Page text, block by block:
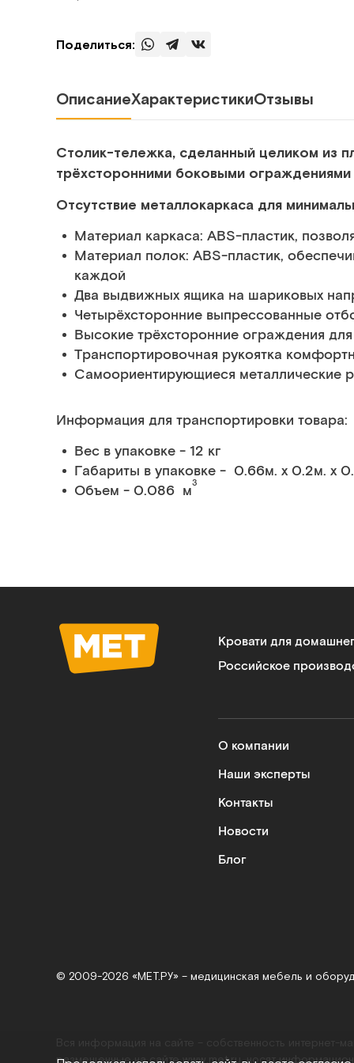
Поделиться:
ОписаниеХарактеристикиОтзывы
Столик-тележка, сделанный целиком из
трёхсторонними боковыми ограждениями
Отсутствие металлокаркаса для
Материал каркаса: АВS-пластик,
Материал полок: ABS-пластик,
каждой
Два выдвижных ящика на шариковых
Четырёхсторонние выпрессованные
Высокие трёхсторонние ограждения
Транспортировочная рукоятка
Самоориентирующиеся металлические
Информация для транспортировки товара:
Вес в упаковке - 12 кг
Габариты в упаковке - 0.66м. x 0.2м. x
Объем - 0.086 м3
Кровати для
Российское
О компании
Наши эксперты
Контакты
Новости
Блог
© 2009-2026 «МЕТ.РУ» – медицинская мебель и
размещенные на сайтеwww.met.ru , носят